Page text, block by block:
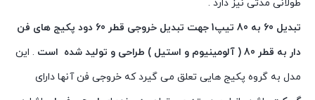
طولانی مدتی نیز دارد .
تبدیل 60 به 80 تیپ1 جهت تبدیل خروجی قطر 60 دود پکیج های فن
دار به قطر 80 ( آلومینیوم و استیل ) طراحی و تولید شده است
. این
مدل به گروه پکیج هایی تعلق می گیرد که خروجی فن آنها دارای